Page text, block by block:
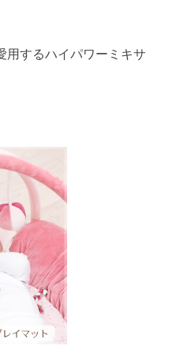
用するハイパワーミキサ